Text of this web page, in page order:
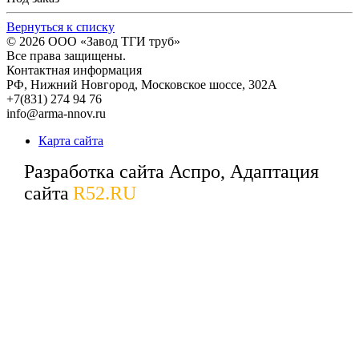
Вернуться к списку
© 2026 ООО «Завод ТГИ труб»
Все права защищены.
Контактная информация
РФ, Нижний Новгород, Московское шоссе, 302А
+7(831) 274 94 76
info@arma-nnov.ru
Карта сайта
Разработка сайта Аспро, Адаптация
сайта R52.RU